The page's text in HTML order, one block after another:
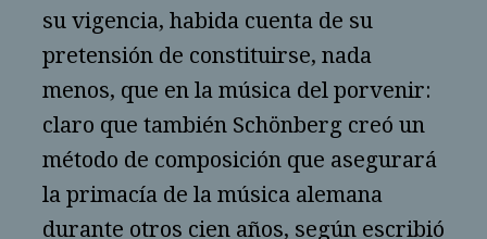
su vigencia, habida cuenta de su
pretensión de constituirse, nada
menos, que en la música del porvenir:
claro que también Schönberg creó un
método de composición que asegurará
la primacía de la música alemana
durante otros cien años, según escribió